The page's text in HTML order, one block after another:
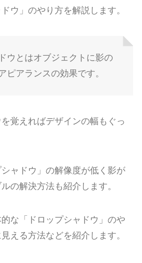
ウ」のやり方を解説します。
ウとはオブジェクトに影の
ピアランスの効果です。
を覚えればデザインの幅もぐっ
ャドウ」の解像度が低く影が
の解決方法も紹介します。
な「ドロップシャドウ」のや
える方法などを紹介します。